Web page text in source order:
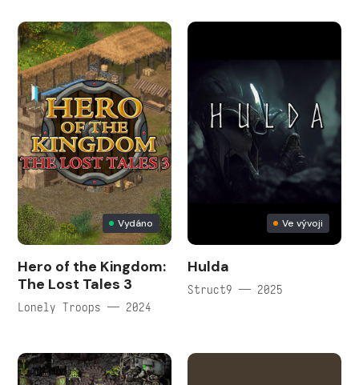
Vydáno
Hero of the Kingdom:
The Lost Tales 3
Lonely Troops — 2024
Ve vývoji
Hulda
Struct9 — 2025